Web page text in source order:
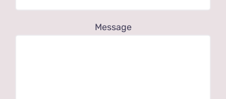
Message